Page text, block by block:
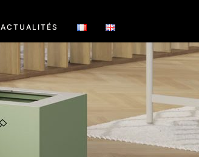
ACTUALITÉS